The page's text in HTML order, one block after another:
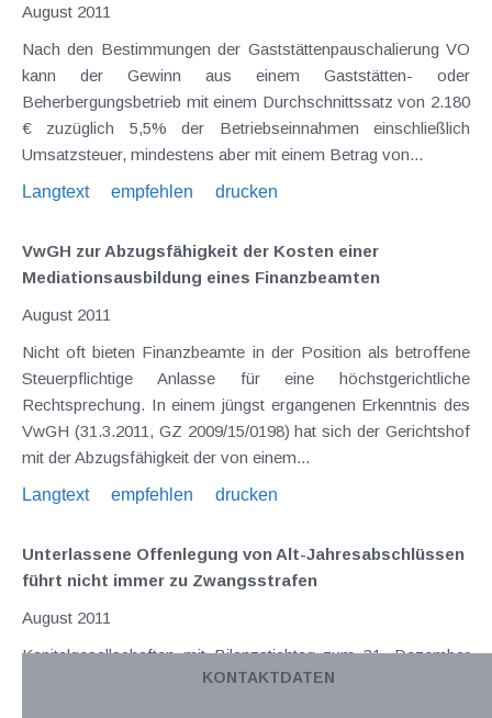
August 2011
Nach den Bestimmungen der Gaststättenpauschalierung VO
kann der Gewinn aus einem Gaststätten- oder
Beherbergungsbetrieb mit einem Durchschnittssatz von 2.180
€ zuzüglich 5,5% der Betriebseinnahmen einschließlich
Umsatzsteuer, mindestens aber mit einem Betrag von...
Langtext
empfehlen drucken
VwGH zur Abzugsfähigkeit der Kosten einer
Mediationsausbildung eines Finanzbeamten
August 2011
Nicht oft bieten Finanzbeamte in der Position als betroffene
Steuerpflichtige Anlasse für eine höchstgerichtliche
Rechtsprechung. In einem jüngst ergangenen Erkenntnis des
VwGH (31.3.2011, GZ 2009/15/0198) hat sich der Gerichtshof
mit der Abzugsfähigkeit der von einem...
Langtext
empfehlen drucken
Unterlassene Offenlegung von Alt-Jahresabschlüssen
führt nicht immer zu Zwangsstrafen
August 2011
Kapitalgesellschaften mit Bilanzstichtag zum 31. Dezember
2010 sind bis 30. September 2011 verpflichtet ,
KONTAKTDATEN